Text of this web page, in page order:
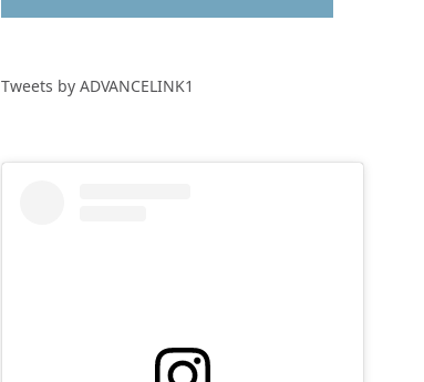
Tweets by ADVANCELINK1